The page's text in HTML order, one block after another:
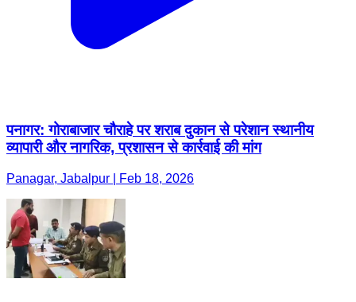
पनागर: गोराबाजार चौराहे पर शराब दुकान से परेशान स्थानीय
व्यापारी और नागरिक, प्रशासन से कार्रवाई की मांग
Panagar, Jabalpur | Feb 18, 2026